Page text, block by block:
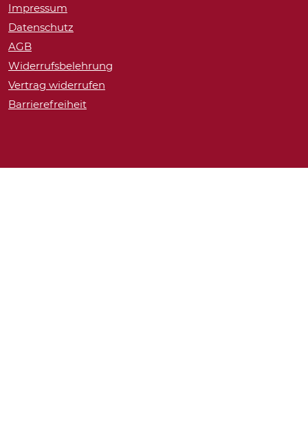
Impressum
Datenschutz
AGB
Widerrufsbelehrung
Vertrag widerrufen
Barrierefreiheit